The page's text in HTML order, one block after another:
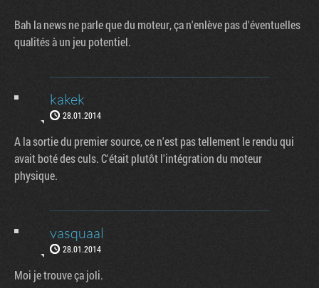
Bah la news ne parle que du moteur, ça n'enlève pas d'éventuelles
qualités à un jeu potentiel.
kakek
28.01.2014
A la sortie du premier source, ce n'est pas tellement le rendu qui
avait boté des culs. C'était plutôt l'intégration du moteur
physique.
vasquaal
28.01.2014
Moi je trouve ça joli.